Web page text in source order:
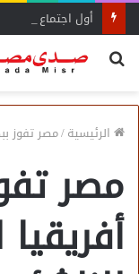
بحث
الرئيسية/مصر تفوز
مصر